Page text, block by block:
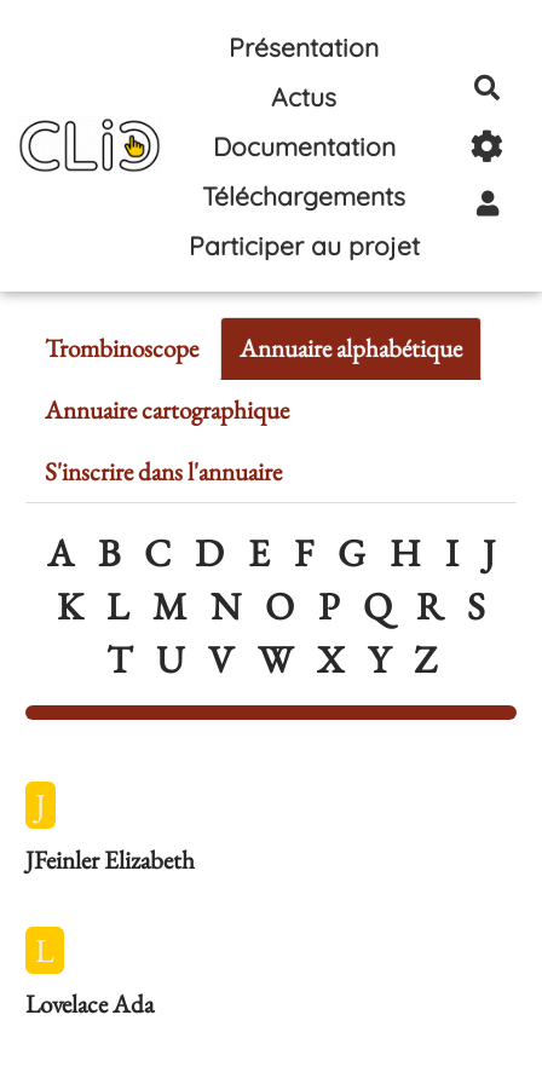
Aller au contenu principal
Présentation
Actus
Documentation
Téléchargements
Participer au projet
Trombinoscope
Annuaire alphabétique
Annuaire cartographique
S'inscrire dans l'annuaire
A B C D E F G H I J
K L M N O P Q R S
T U V W X Y Z
J
JFeinler Elizabeth
L
Lovelace Ada